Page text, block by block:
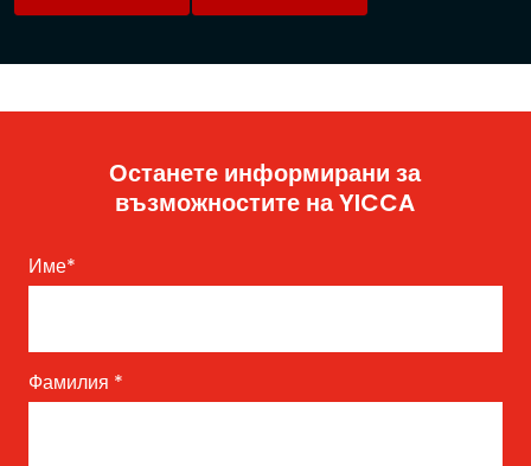
Останете информирани за
възможностите на YICCA
Име*
Фамилия *